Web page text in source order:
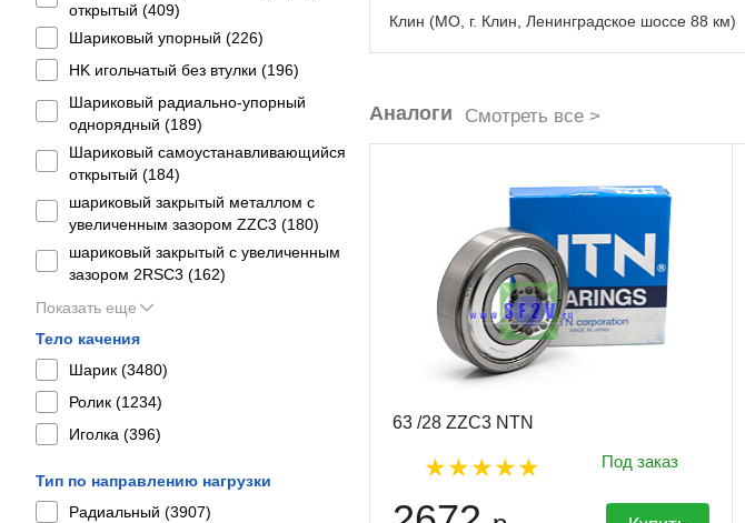
открытый (409)
Шариковый упорный (226)
HK игольчатый без втулки (196)
Шариковый радиально-упорный
однорядный (189)
Шариковый самоустанавливающийся
открытый (184)
шариковый закрытый металлом с
увеличенным зазором ZZC3 (180)
шариковый закрытый с увеличенным
зазором 2RSС3 (162)
Показать еще
Тело качения
Шарик (3480)
Ролик (1234)
Иголка (396)
Тип по направлению нагрузки
Радиальный (3907)
Клин (МО, г. Клин, Ленинградское шоссе 88 км)
Аналоги Смотреть все >
63 /28 ZZC3 NTN
Под заказ